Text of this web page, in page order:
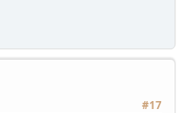
#17